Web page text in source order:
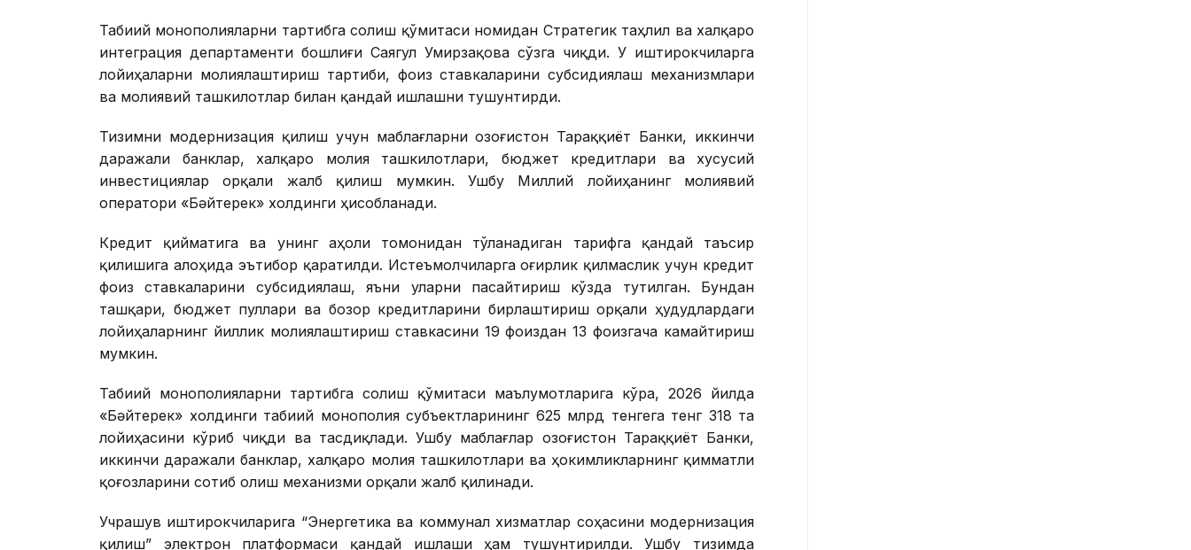
Табиий монополияларни тартибга солиш қўмитаси номидан Стратегик таҳлил ва халқаро
интеграция департаменти бошлиғи Саягул Умирзақова сўзга чиқди. У иштирокчиларга
лойиҳаларни молиялаштириш тартиби, фоиз ставкаларини субсидиялаш механизмлари
ва молиявий ташкилотлар билан қандай ишлашни тушунтирди.
Тизимни модернизация қилиш учун маблағларни Қозоғистон Тараққиёт Банки, иккинчи
даражали банклар, халқаро молия ташкилотлари, бюджет кредитлари ва хусусий
инвестициялар орқали жалб қилиш мумкин. Ушбу Миллий лойиҳанинг молиявий
оператори «Бәйтерек» холдинги ҳисобланади.
Кредит қийматига ва унинг аҳоли томонидан тўланадиган тарифга қандай таъсир
қилишига алоҳида эътибор қаратилди. Истеъмолчиларга оғирлик қилмаслик учун кредит
фоиз ставкаларини субсидиялаш, яъни уларни пасайтириш кўзда тутилган. Бундан
ташқари, бюджет пуллари ва бозор кредитларини бирлаштириш орқали ҳудудлардаги
лойиҳаларнинг йиллик молиялаштириш ставкасини 19 фоиздан 13 фоизгача камайтириш
мумкин.
Табиий монополияларни тартибга солиш қўмитаси маълумотларига кўра, 2026 йилда
«Бәйтерек» холдинги табиий монополия субъектларининг 625 млрд тенгега тенг 318 та
лойиҳасини кўриб чиқди ва тасдиқлади. Ушбу маблағлар Қозоғистон Тараққиёт Банки,
иккинчи даражали банклар, халқаро молия ташкилотлари ва ҳокимликларнинг қимматли
қоғозларини сотиб олиш механизми орқали жалб қилинади.
Учрашув иштирокчиларига “Энергетика ва коммунал хизматлар соҳасини модернизация
қилиш” электрон платформаси қандай ишлаши ҳам тушунтирилди. Ушбу тизимда